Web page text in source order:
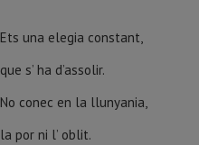
Ets una elegia constant,
que s’ ha d’assolir.
No conec en la llunyania,
la por ni l’ oblit.